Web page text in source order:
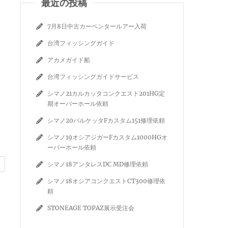
7月8日中古カーペンタールアー入荷
台湾フィッシングガイド
アカメガイド船
台湾フィッシングガイドサービス
シマノ21カルカッタコンクエスト201HG定
期オーバーホール依頼
シマノ20バルケッタFカスタム151修理依頼
シマノ19オシアジガーFカスタム1000HGオ
ーバーホール依頼
シマノ18アンタレスDC MD修理依頼
シマノ18オシアコンクエストCT300修理依
頼
STONEAGE TOPAZ展示受注会